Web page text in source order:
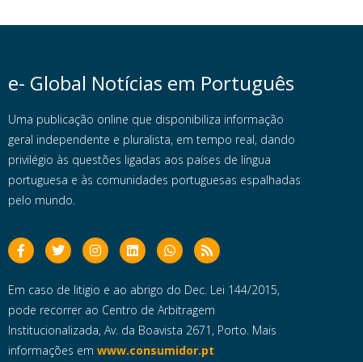
e- Global Notícias em Português
Uma publicação online que disponibiliza informação
geral independente e pluralista, em tempo real, dando
privilégio às questões ligadas aos países de língua
portuguesa e às comunidades portuguesas espalhadas
pelo mundo.
Em caso de litigio e ao abrigo do Dec. Lei 144/2015,
pode recorrer ao Centro de Arbitragem
Institucionalizada, Av. da Boavista 2671, Porto. Mais
informações em www.consumidor.pt